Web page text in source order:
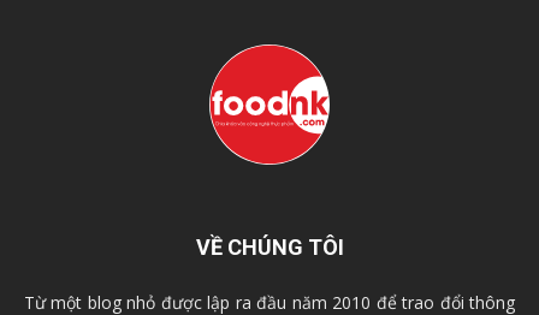
VỀ CHÚNG TÔI
Từ một blog nhỏ được lập ra đầu năm 2010 để trao đổi thông